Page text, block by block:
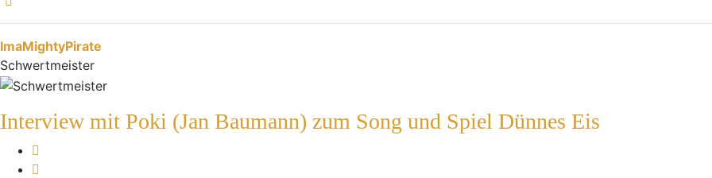
ImaMightyPirate
Schwertmeister
Interview mit Poki (Jan Baumann) zum Song und Spiel Dünnes Eis